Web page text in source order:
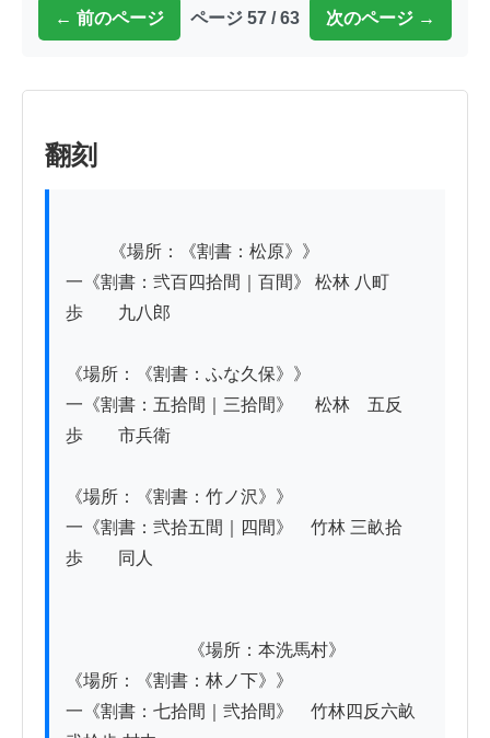
← 前のページ ページ 57 / 63 次のページ →
翻刻
一《割書：弐百四拾間｜百間》 松林 八町
歩　　九八郎
《場所：《割書：ふな久保》》
一《割書：五拾間｜三拾間》 　松林　五反
歩　　市兵衛
《場所：《割書：竹ノ沢》》
一《割書：弐拾五間｜四間》　竹林 三畝拾
歩　　同人
《場所：本洗馬村》
《場所：《割書：林ノ下》》
一《割書：七拾間｜弐拾間》　竹林四反六畝